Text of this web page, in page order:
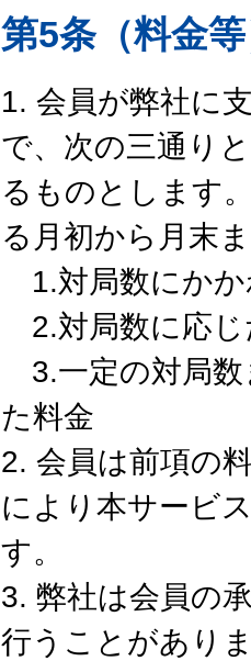
第5条（料金
1. 会員が弊社に
で、次の三通り
るものとします
る月初から月末
1.対局数にかか
2.対局数に応じ
3.一定の対局数
た料金
2. 会員は前項の
により本サービ
す。
3. 弊社は会員の
行うことがあり